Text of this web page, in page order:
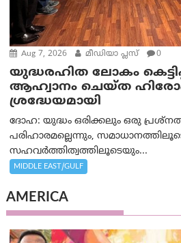
Aug 7, 2026 മീഡിയാ പ്ലസ് 0
യുദ്ധരഹിത ലോകം
ആഹ്വാനം ചെയ്ത
ശ്രദ്ധേയമായി
ദോഹ: യുദ്ധം ഒരിക്കലും ഒരു
പരിഹാരമല്ലെന്നും,
സഹവര്‍ത്തിത്വത്തിലൂടെയും...
MIDDLE EAST/GULF
AMERICA